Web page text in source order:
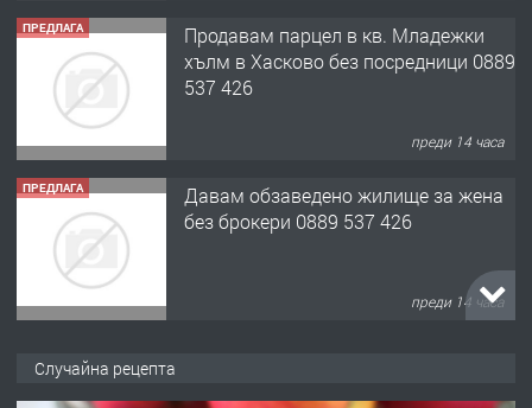
ПРЕДЛАГА
Продавам парцел в кв. Младежки
хълм в Хасково без посредници 0889
537 426
преди 14 часа
ПРЕДЛАГА
Давам обзаведено жилище за жена
без брокери 0889 537 426
преди 14 часа
Случайна рецепта